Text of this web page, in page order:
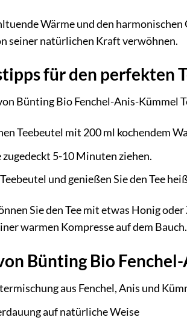
Wärme und den
seiner natürlichen Kraft verwöhnen.
für den perfekten
Bünting Bio Fenchel-Anis-Kümmel
Teebeutel mit 200 ml kochendem
zugedeckt 5-10 Minuten ziehen.
und genießen Sie den Tee
Sie den Tee mit etwas Honig
warmen Kompresse auf dem Bauch.
Bünting Bio
aus Fenchel, Anis und
auf natürliche Weise